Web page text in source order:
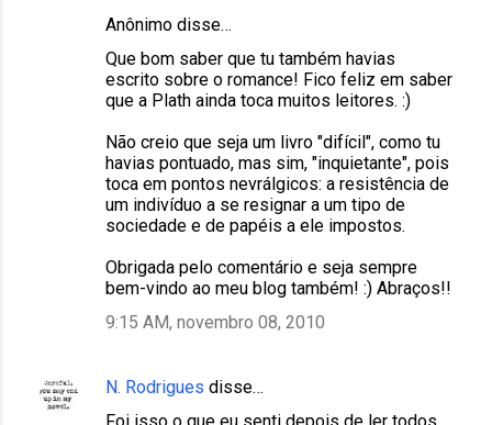
Anônimo disse…
Que bom saber que tu também havias
escrito sobre o romance! Fico feliz em saber
que a Plath ainda toca muitos leitores. :)
Não creio que seja um livro "difícil", como tu
havias pontuado, mas sim, "inquietante", pois
toca em pontos nevrálgicos: a resistência de
um indivíduo a se resignar a um tipo de
sociedade e de papéis a ele impostos.
Obrigada pelo comentário e seja sempre
bem-vindo ao meu blog também! :) Abraços!!
9:15 AM, novembro 08, 2010
N. Rodrigues disse…
Foi isso o que eu senti depois de ler todos